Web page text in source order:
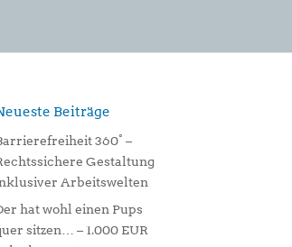
Beiträge
360° –
Gestaltung
Arbeitswelten
hat wohl einen Pups
sitzen… – 1.000 EUR